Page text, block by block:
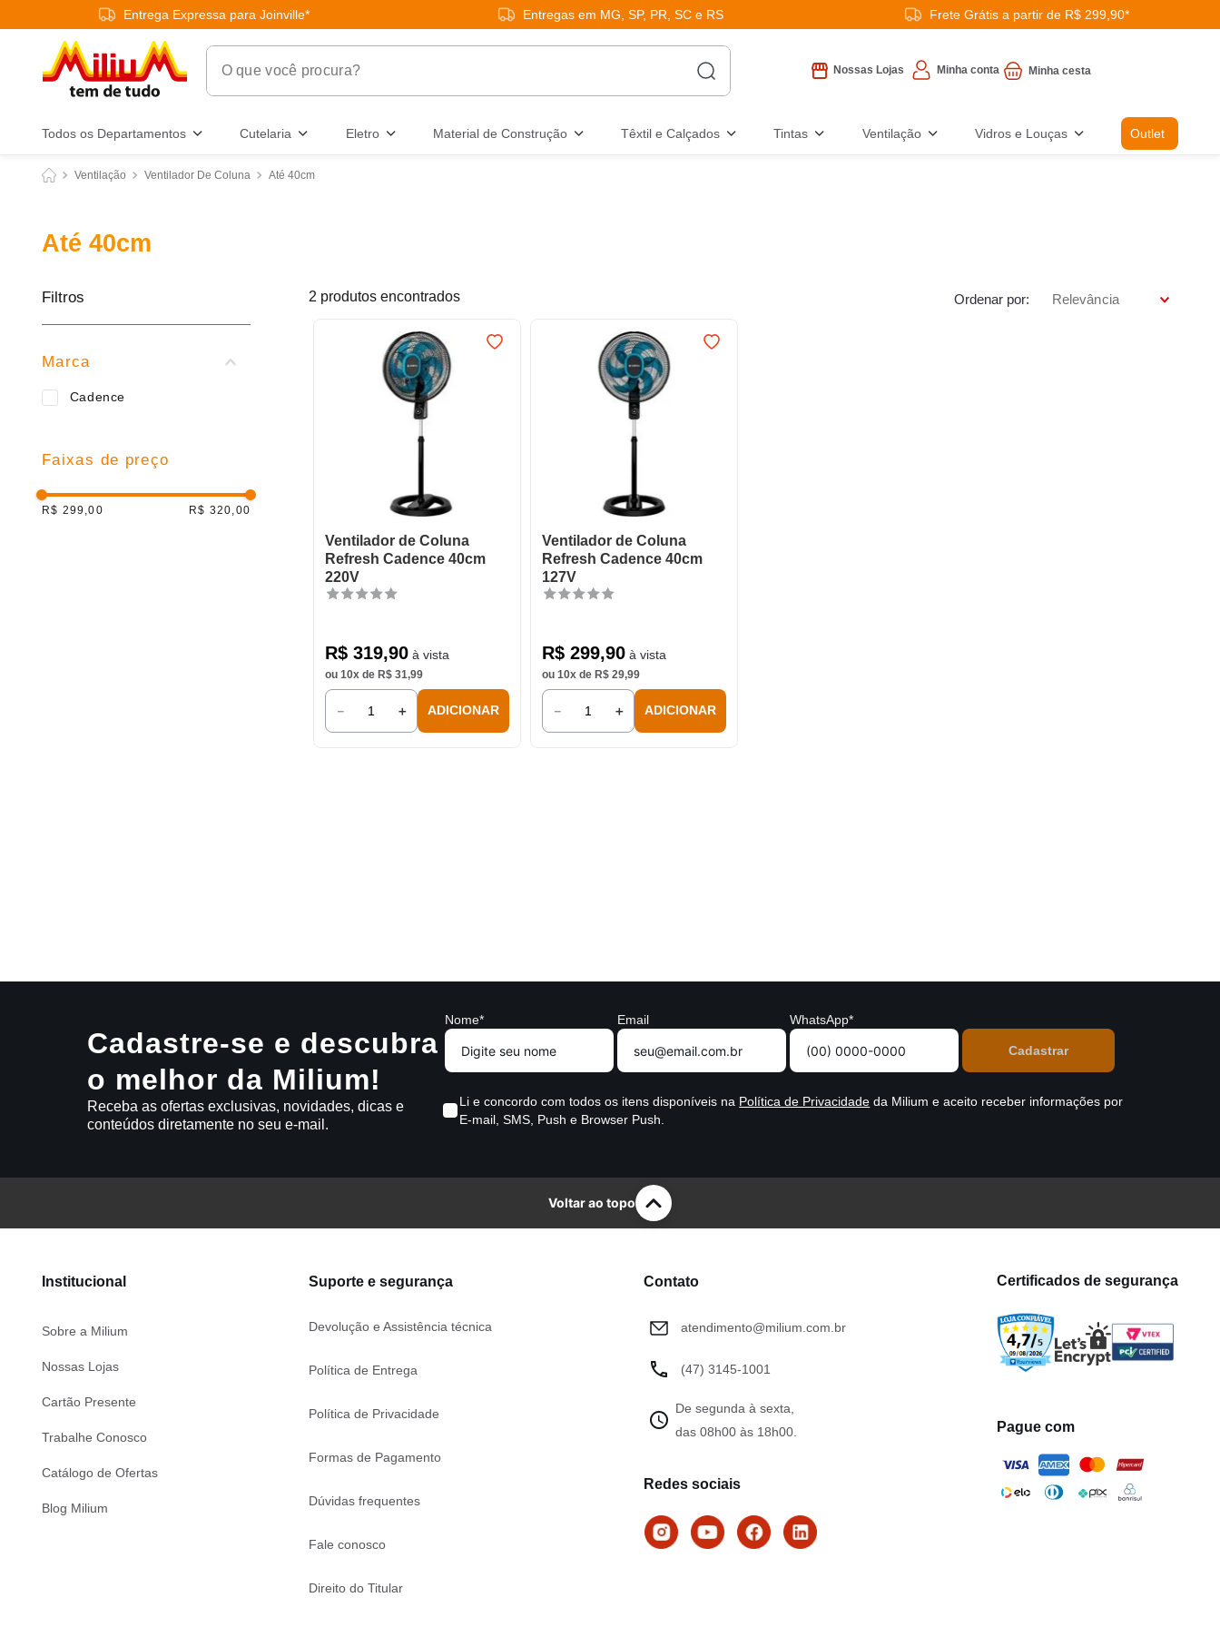
Entrega Expressa para Joinville* Entregas em MG, SP, PR, SC e RS Frete Grátis a partir de R$ 299,90*
O que você procura?
Nossas Lojas Minha conta
Todos os Departamentos Cutelaria Eletro Material de Construção Têxtil e Calçados Tintas Ventilação Vidros e Louças Outlet
Ventilação Ventilador De Coluna Até 40cm
Até 40cm
Filtros
Marca
Cadence
Faixas de preço
R$ 299,00 R$ 320,00
2 produtos Ordenar por Relevância
Ventilador de Coluna
Refresh Cadence 40cm
220V
R$ 319,90à vista
ou 10x de R$ 31,99
＋
－ ADICIONAR
Ventilador de Coluna
Refresh Cadence 40cm
127V
R$ 299,90à vista
ou 10x de R$ 29,99
＋
－ ADICIONAR
Cadastre-se e descubra
o melhor da Milium!
Receba as ofertas exclusivas, novidades, dicas e
conteúdos diretamente no seu e-mail.
Nome* Email WhatsApp*
Li e concordo com todos os itens disponíveis na Política de Privacidade da Milium e aceito receber informações por
E-mail, SMS, Push e Browser Push.
Voltar ao topo
Institucional
Sobre a Milium
Nossas Lojas
Cartão Presente
Trabalhe Conosco
Catálogo de Ofertas
Blog Milium
Suporte e segurança
Devolução e Assistência técnica
Política de Entrega
Política de Privacidade
Formas de Pagamento
Dúvidas frequentes
Fale conosco
Direito do Titular
Contato
atendimento@milium.com.br
(47) 3145-1001
De segunda à sexta,
das 08h00 às 18h00.
Redes sociais
Certificados de segurança
Pague com